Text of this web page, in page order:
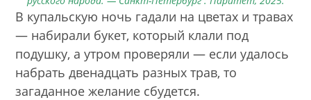
В купальскую ночь гадали на цветах и травах
— набирали букет, который клали под
подушку, а утром проверяли — если удалось
набрать двенадцать разных трав, то
загаданное желание сбудется.